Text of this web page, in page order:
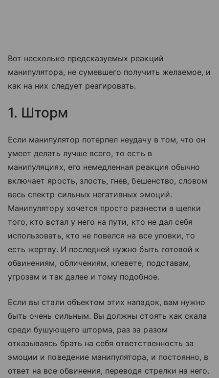
Вот несколько предсказуемых реакций
манипулятора, не сумевшего получить желаемое, и
как на них следует реагировать.
1. Шторм
Если манипулятор потерпел неудачу в том, что он
умеет делать лучше всего, то есть в
манипуляциях, его немедленная реакция обычно
включает ярость, злость, гнев, бешенство, словом
весь спектр сильных негативных эмоций.
Манипулятору хочется просто разнести в щепки
того, кто встал у него на пути, кто не дал себя
использовать, кто не повелся на все уловки, то
есть жертву. И последней нужно быть готовой к
обвинениям, обличениям, клевете, подставам,
угрозам и так далее и тому подобное.
Если вы стали объектом этих нападок, вам нужно
быть очень сильным. Вы должны стоять как скала
среди бушующего шторма, раз за разом
отказываясь брать на себя ответственность за
эмоции и поведение манипулятора, и постоянно, в
ответ на все обвинения, переводя стрелки на него.